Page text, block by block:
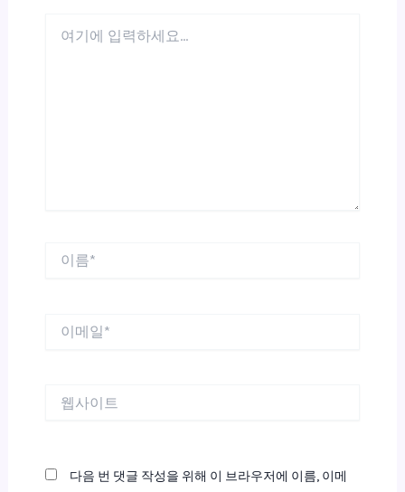
다음 번 댓글 작성을 위해 이 브라우저에 이름, 이메